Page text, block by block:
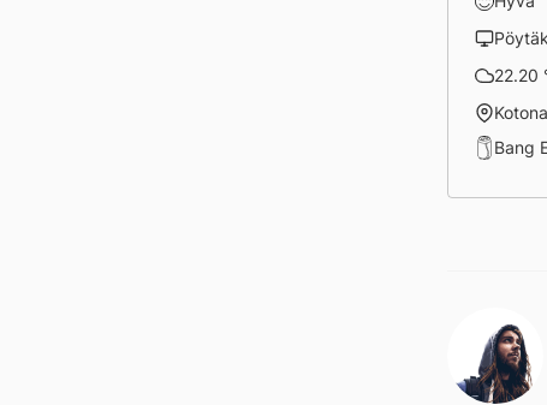
22.20
Kotona
Bang